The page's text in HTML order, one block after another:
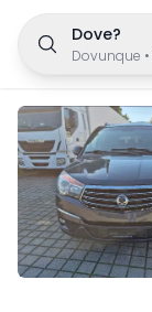
Dove?
Dovunque •